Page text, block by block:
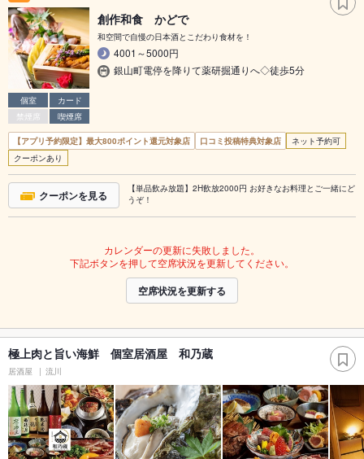
個室
カード
禁煙席
喫煙席
創作和食 かどで
和空間で自慢の日本酒とこだわり食材を！
4001～5000円
銀山町電停を降りて薬研掘通りへ◇徒歩5分
【アプリ予約限定】最大800ポイント還元対象店 口コミ投稿特典対象店
ネット予約可
クーポンあり
クーポンを見る
【単品飲み放題】2H飲放2000円 お好きなお料理とご一緒にど
うぞ！
カレンダーの更新に失敗しました。
下記ボタンを押して空席状況を更新してください。
空席状況を更新する
極上肉と旨い海鮮 個室居酒屋 和乃蔵
居酒屋 流川